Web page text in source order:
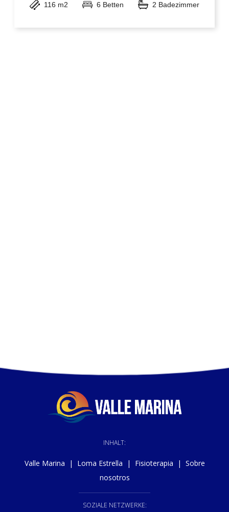
116 m2 6 Betten 2 Badezimmer
INHALT:
Valle Marina | Loma Estrella | Fisioterapia | Sobre
nosotros
SOZIALE NETZWERKE: